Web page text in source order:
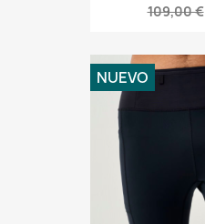
109,00 €
NUEVO